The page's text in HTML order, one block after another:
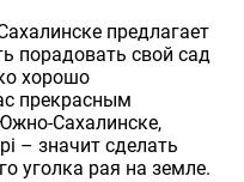
предлагает
порадовать свой сад
хорошо
прекрасным
Сахалинске,
– значит сделать
уголка рая на земле.